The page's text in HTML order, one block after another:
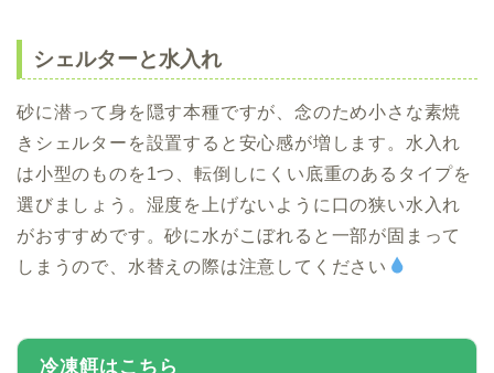
シェルターと水入れ
砂に潜って身を隠す本種ですが、念のため小さな素焼
きシェルターを設置すると安心感が増します。水入れ
は小型のものを1つ、転倒しにくい底重のあるタイプを
選びましょう。湿度を上げないように口の狭い水入れ
がおすすめです。砂に水がこぼれると一部が固まって
しまうので、水替えの際は注意してください
冷凍餌はこちら